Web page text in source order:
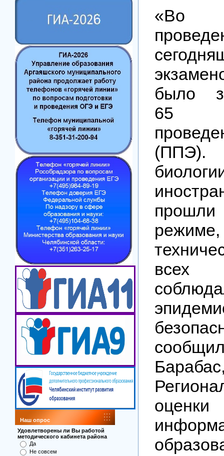
Наш опрос
Удовлетворены ли Вы работой
методического кабинета района
Да
Не совсем
«Во
было
65
всех